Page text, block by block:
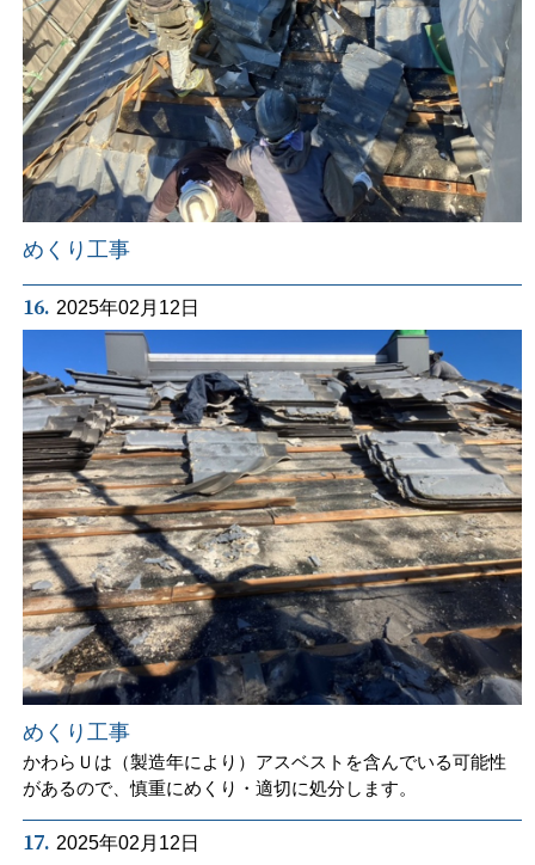
めくり工事
16. 2025年02月12日
めくり工事
かわらＵは（製造年により）アスベストを含んでいる可能性
があるので、慎重にめくり・適切に処分します。
17. 2025年02月12日